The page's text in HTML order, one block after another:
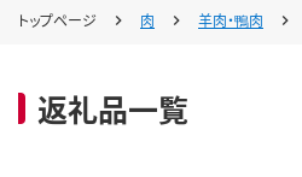
トップページ 肉 羊肉・鴨肉
返礼品一覧